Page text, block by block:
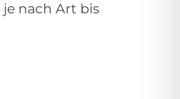
nach Art bis